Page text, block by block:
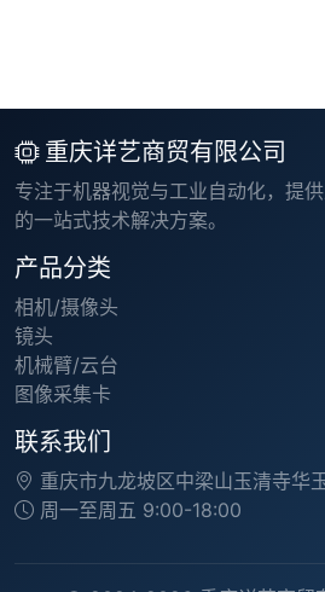
重庆详艺商贸有限公司
专注于机器视觉与工业自动化，提
的一站式技术解决方案。
产品分类
相机/摄像头
镜头
机械臂/云台
图像采集卡
联系我们
重庆市九龙坡区中梁山玉清寺华
周一至周五 9:00-18:00